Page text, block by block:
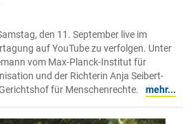
den 11. September live im
auf YouTube zu verfolgen. Unter
vom Max-Planck-Institut für
und der Richterin Anja Seibert-
für Menschenrechte.
mehr...